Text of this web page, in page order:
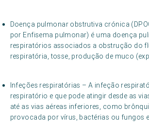
Doença pulmonar obstrutiva crónica
por Enfisema pulmonar) é uma doença
respiratórios associados a obstrução do
respiratória, tosse, produção de muco
Infeções respiratórias – A infeção
respiratório e que pode atingir desde as
até as vias aéreas inferiores, como
provocada por vírus, bactérias ou fungos